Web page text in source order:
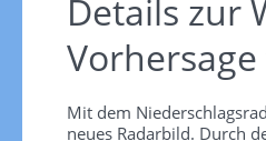
Details zur
Mit dem
neues Radarbild. Durch